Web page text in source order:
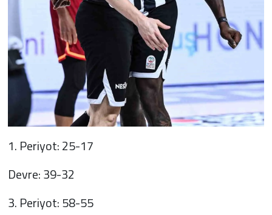
1. Periyot: 25-17
Devre: 39-32
3. Periyot: 58-55